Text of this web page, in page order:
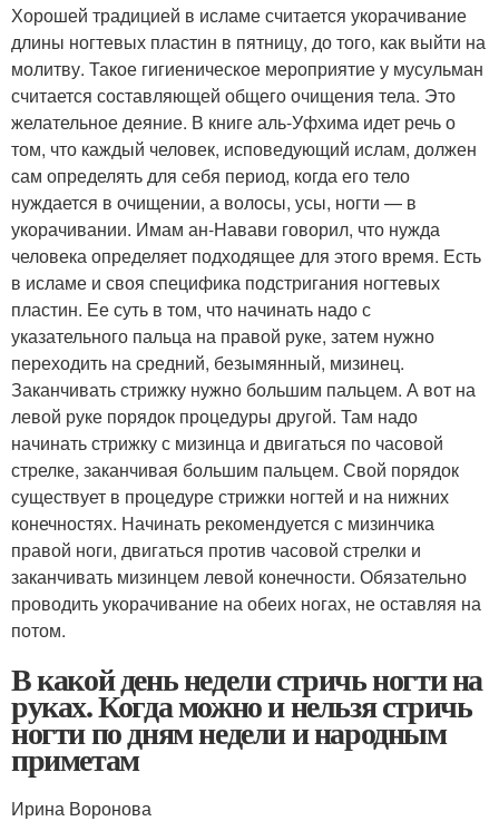
Хорошей традицией в исламе считается укорачивание
длины ногтевых пластин в пятницу, до того, как выйти на
молитву. Такое гигиеническое мероприятие у мусульман
считается составляющей общего очищения тела. Это
желательное деяние. В книге аль-Уфхима идет речь о
том, что каждый человек, исповедующий ислам, должен
сам определять для себя период, когда его тело
нуждается в очищении, а волосы, усы, ногти — в
укорачивании. Имам ан-Навави говорил, что нужда
человека определяет подходящее для этого время. Есть
в исламе и своя специфика подстригания ногтевых
пластин. Ее суть в том, что начинать надо с
указательного пальца на правой руке, затем нужно
переходить на средний, безымянный, мизинец.
Заканчивать стрижку нужно большим пальцем. А вот на
левой руке порядок процедуры другой. Там надо
начинать стрижку с мизинца и двигаться по часовой
стрелке, заканчивая большим пальцем. Свой порядок
существует в процедуре стрижки ногтей и на нижних
конечностях. Начинать рекомендуется с мизинчика
правой ноги, двигаться против часовой стрелки и
заканчивать мизинцем левой конечности. Обязательно
проводить укорачивание на обеих ногах, не оставляя на
потом.
В какой день недели стричь ногти на
руках. Когда можно и нельзя стричь
ногти по дням недели и народным
приметам
Ирина Воронова